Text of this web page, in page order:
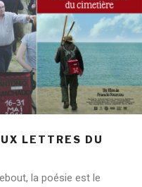
LETTRES DU
la poésie est le